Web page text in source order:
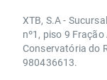
XTB, S.A -
nº1, piso 9
Conservatória do
980436613.